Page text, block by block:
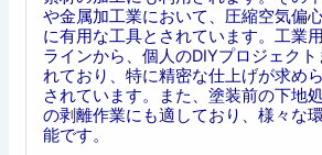
や金属加工業において、圧縮空気偏
に有用な工具とされています。工業
ラインから、個人のDIYプロジェク
れており、特に精密な仕上げが求め
されています。また、塗装前の下地
の剥離作業にも適しており、様々な
能です。